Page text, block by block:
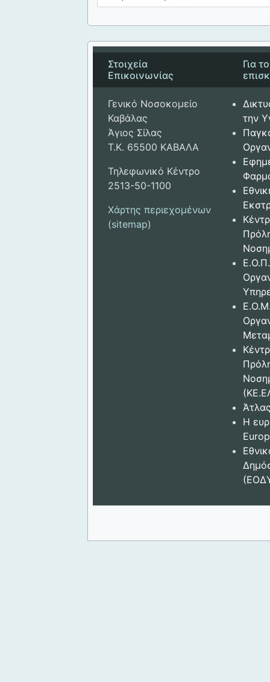
Στοιχεία
Επικοινωνίας
Γενικό Νοσοκομείο
Καβάλας
Άγιος Σίλας
Τ.Κ. 65500 ΚΑΒΑΛΑ
Τηλεφωνικό Κέντρο
2513-50-1100
Χάρτης περιεχομένων
(sitemap)
Για
την
Η